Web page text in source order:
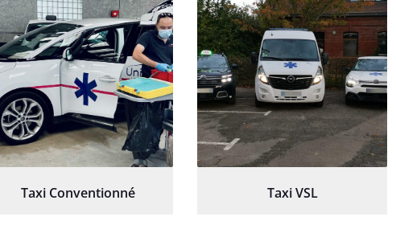
Taxi Conventionné Taxi VSL
30 janvier 2025
satisfait du transport,
tout s’est bien déroulé.
Chauffeur à l’écoute et
patient.
8 septembre 2024
Transport ponctuel et
personnel très attentionné.
Très satisfait du service.